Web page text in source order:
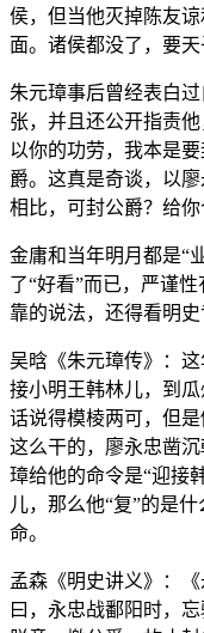
侯，但当他灭掉陈友
面。诸侯都没了，要天
朱元璋事后曾经表白
张，并且还公开指责
以你的功劳，我本是
爵。这真是奇谈，以
相比，可封公爵？给你
金庸和当年明月都是“
了“好看”而已，严谨
靠的说法，还得看明史
吴晗《朱元璋传》：
接小明王韩林儿，到
话说得模棱两可，但
这么干的，廖永忠凿
璋给他的命令是“迎接
儿，那么他“复”的是
命。
孟森《明史讲义》：
曰，永忠战鄱阳时，